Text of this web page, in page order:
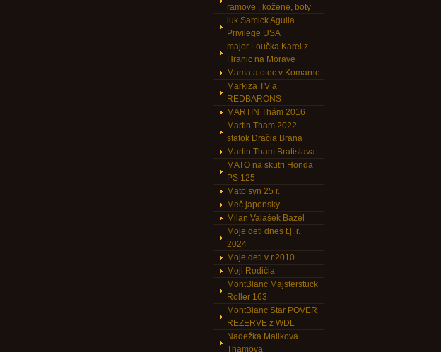
ramove , kožene, boty
luk Samick Agulla
Privilege USA
major Loučka Karel z
Hranic na Morave
Mama a otec v Komarne
Markiza TV a
REDBARONS
MARTIN Thám 2016
Martin Tham 2022
statok Dračia Brana
Martin Tham Bratislava
MATO na skutri Honda
PS 125
Mato syn 25 r.
Meč japonsky
Milan Valašek Bazel
Moje deti dnes t.j. r.
2024
Moje deti v r.2010
Moji Rodičia
MontBlanc Majsterstuck
Roller 163
MontBlanc Star POVER
REZERVE z WDL
Nadežka Malikova
Thamova